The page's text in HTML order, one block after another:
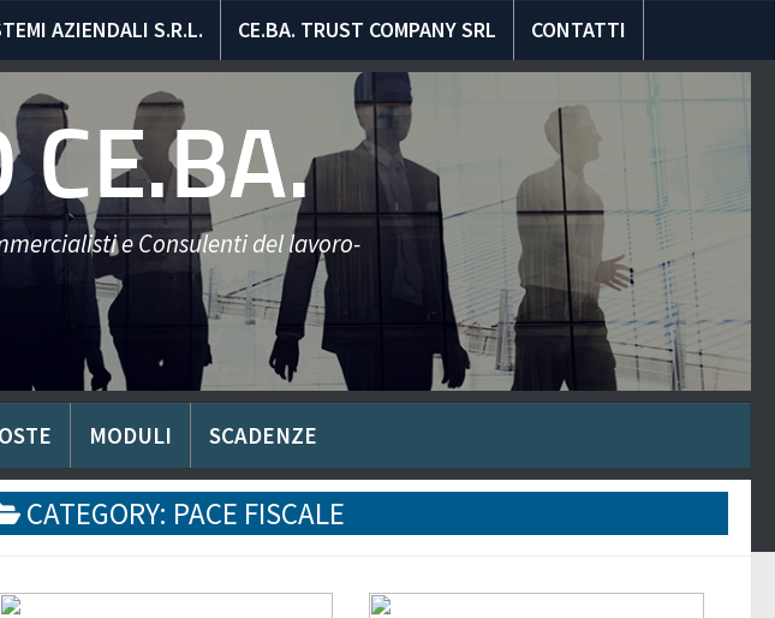
AZIENDALI S.R.L. CE.BA. TRUST COMPANY SRL CONTATTI
CE.BA.
e Consulenti del lavoro-
MODULI SCADENZE
CATEGORY: PACE FISCALE